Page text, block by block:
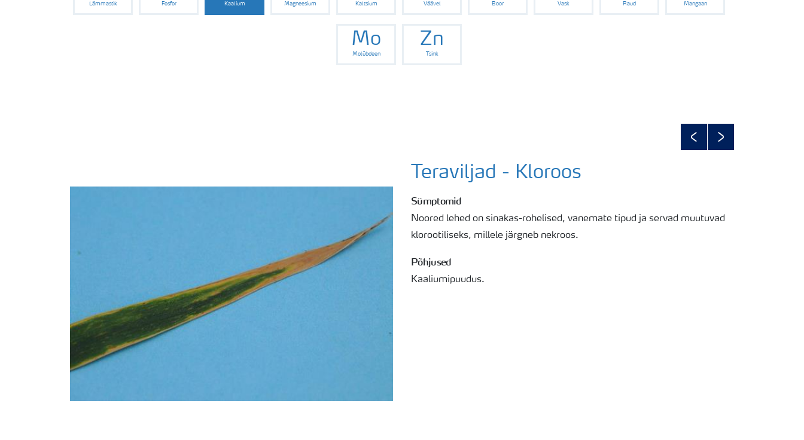
Lämmastik Fosfor Kaalium Magneesium Kaltsium Väävel Boor Vask Raud Mangaan
Mo
Molübdeen
Zn
Tsink
PreviousNext
Teraviljad - Kloroos
Sümptomid
Noored lehed on sinakas-rohelised, vanemate tipud ja servad muutuvad
klorootiliseks, millele järgneb nekroos.
Põhjused
Kaaliumipuudus.